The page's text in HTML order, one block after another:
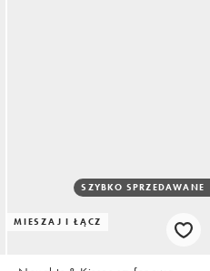
MIESZAJ I ŁĄCZ
SZYBKO SPRZEDAWANE